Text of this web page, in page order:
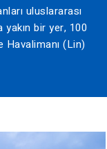
uluslararası
bir yer, 100
Havalimanı (Lin)